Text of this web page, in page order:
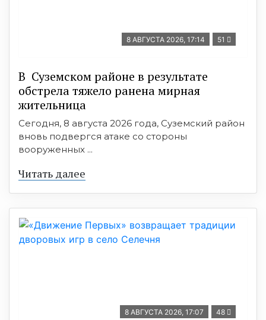
8 АВГУСТА 2026, 17:14 51
В Суземском районе в результате
обстрела тяжело ранена мирная
жительница
Сегодня, 8 августа 2026 года, Суземский район
вновь подвергся атаке со стороны
вооруженных ...
Читать далее
8 АВГУСТА 2026, 17:07 48